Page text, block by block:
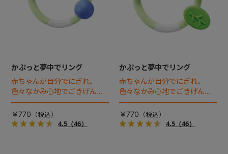
かぷっと夢中でリング
赤ちゃんが自分でにぎれ、
色々なかみ心地でごきげんに
なるベビー歯がため。無塗装
だから、お口に入れても安
心。食洗機でも洗えます。
￥770
4.5（46）
かぷっと夢中でリング
赤ちゃんが自分でにぎれ、
色々なかみ心地でごきげんに
なるベビー歯がため。無塗装
だから、お口に入れても安
心。食洗機でも洗えます。
￥770
4.5（46）